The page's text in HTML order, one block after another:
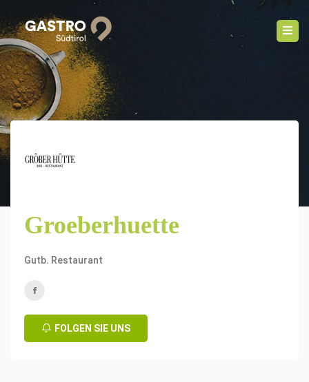
Groeberhuette
Gutb. Restaurant
FOLGEN SIE UNS